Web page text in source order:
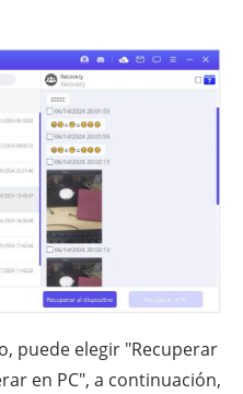
puede elegir "Recuperar
en PC", a continuación,